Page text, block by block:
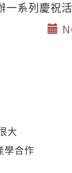
系列慶祝
大
學合作